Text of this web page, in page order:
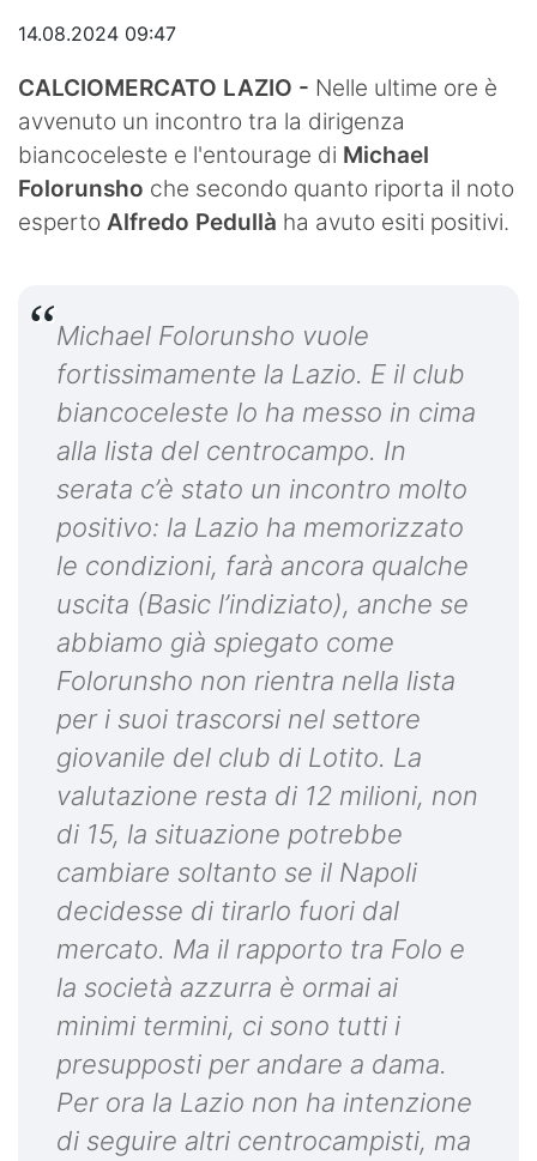
14.08.2024 09:47
CALCIOMERCATO LAZIO - Nelle ultime ore è
avvenuto un incontro tra la dirigenza
biancoceleste e l'entourage di Michael
Folorunsho che secondo quanto riporta il noto
esperto Alfredo Pedullà ha avuto esiti positivi.
Michael Folorunsho vuole
fortissimamente la Lazio. E il club
biancoceleste lo ha messo in cima
alla lista del centrocampo. In
serata c’è stato un incontro molto
positivo: la Lazio ha memorizzato
le condizioni, farà ancora qualche
uscita (Basic l’indiziato), anche se
abbiamo già spiegato come
Folorunsho non rientra nella lista
per i suoi trascorsi nel settore
giovanile del club di Lotito. La
valutazione resta di 12 milioni, non
di 15, la situazione potrebbe
cambiare soltanto se il Napoli
decidesse di tirarlo fuori dal
mercato. Ma il rapporto tra Folo e
la società azzurra è ormai ai
minimi termini, ci sono tutti i
presupposti per andare a dama.
Per ora la Lazio non ha intenzione
di seguire altri centrocampisti, ma